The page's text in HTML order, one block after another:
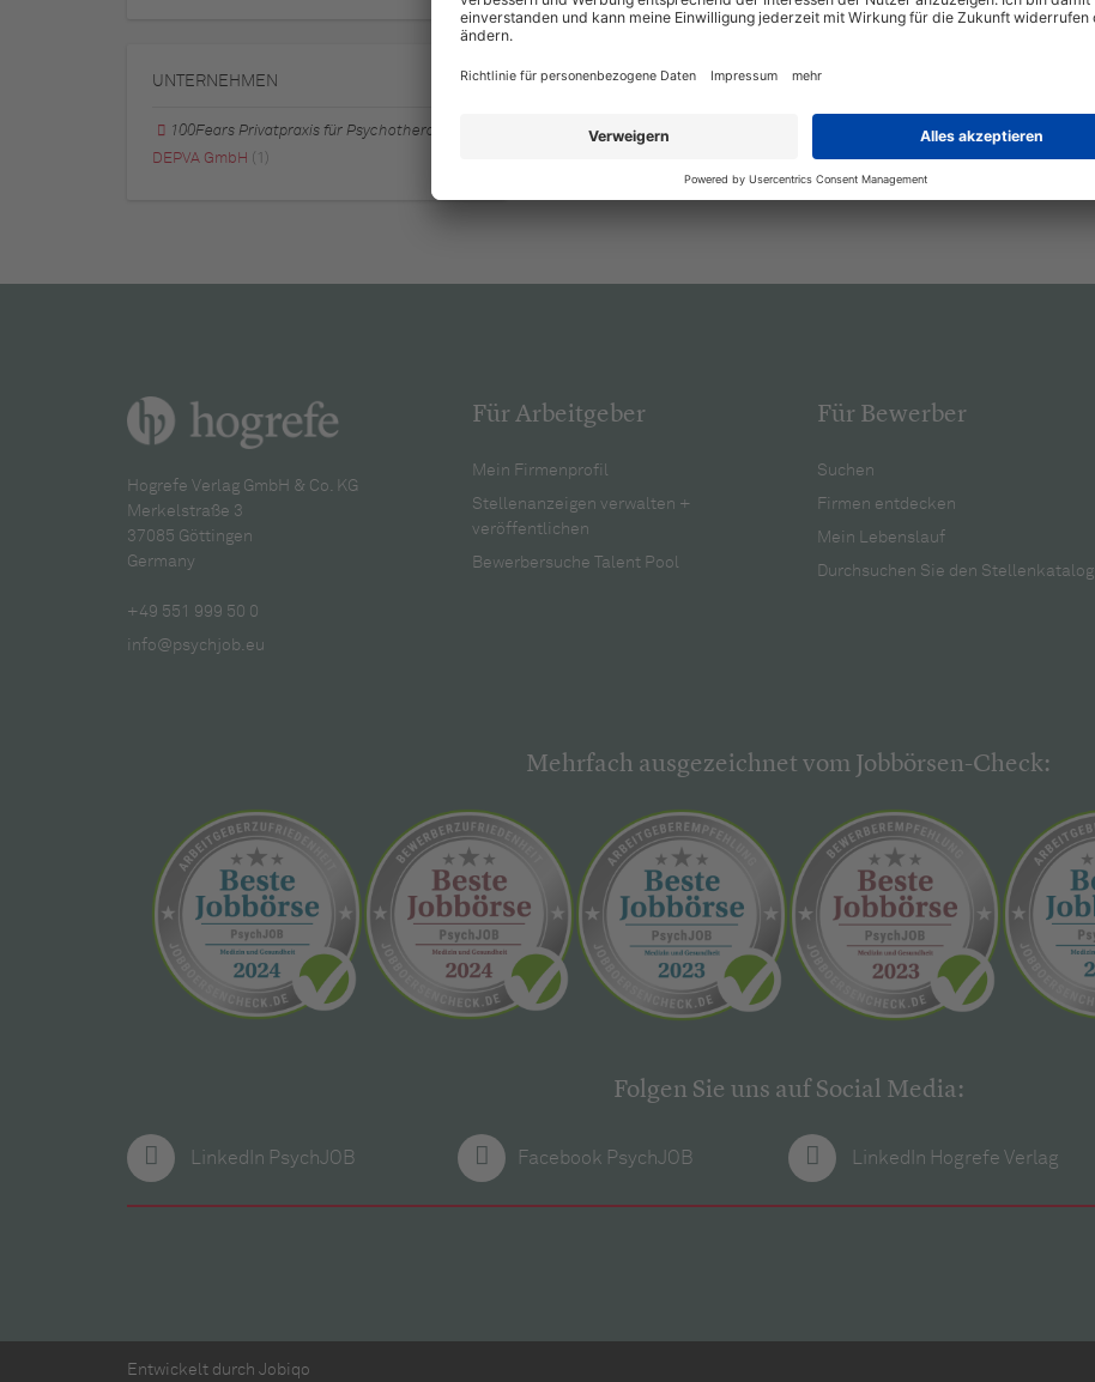
UNTERNEHMEN
100Fears Privatpraxis für Psychotherapie
DEPVA GmbH (1)
Hogrefe Verlag GmbH & Co. KG
Merkelstraße 3
37085 Göttingen
Germany
+49 551 999 50 0
info@psychjob.eu
Für Arbeitgeber
Mein Firmenprofil
Stellenanzeigen verwalten +
veröffentlichen
Bewerbersuche Talent Pool
Für Bewerber
Suchen
Firmen entdecken
Mein Lebenslauf
Durchsuchen Sie den Stellenkatalog
Mehrfach ausgezeichnet vom Jobbörsen-Check:
Folgen Sie uns auf Social Media:
LinkedIn PsychJOB Facebook PsychJOB LinkedIn Hogrefe Verlag
Entwickelt durch Jobiqo